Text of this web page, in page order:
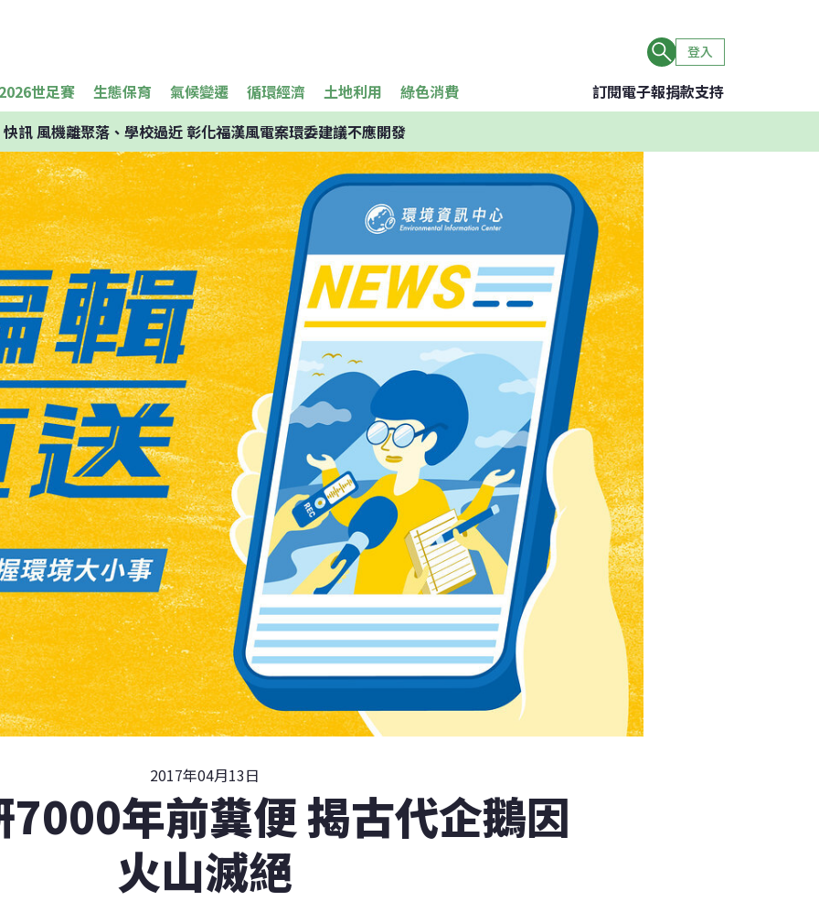
登入
世足賽 生態保育 氣候變遷 循環經濟 土地利用 綠色消費 訂閱電子報捐款支持
快訊風機離聚落、學校過近 彰化福漢風電案環委建議不應開發
2017年04月13日
年前糞便 揭古代企鵝因
火山滅絕